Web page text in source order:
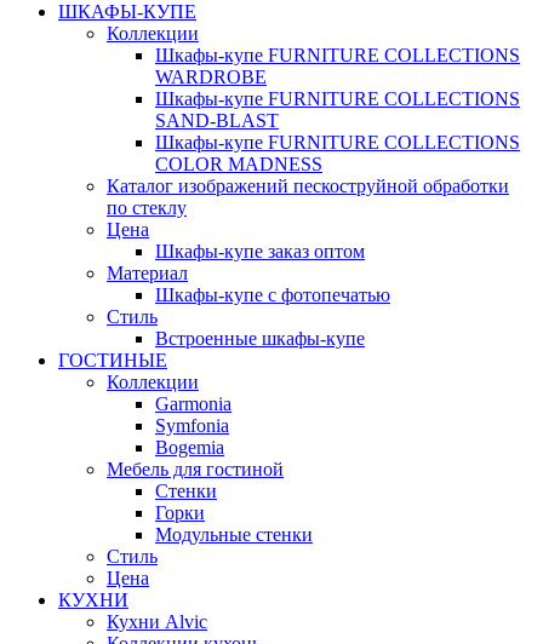
ШКАФЫ-КУПЕ
Коллекции
Шкафы-купе FURNITURE COLLECTIONS
WARDROBE
Шкафы-купе FURNITURE COLLECTIONS
SAND-BLAST
Шкафы-купе FURNITURE COLLECTIONS
COLOR MADNESS
Каталог изображений пескоструйной обработки
по стеклу
Цена
Шкафы-купе заказ оптом
Материал
Шкафы-купе с фотопечатью
Стиль
Встроенные шкафы-купе
ГОСТИНЫЕ
Коллекции
Garmonia
Symfonia
Bogemia
Мебель для гостиной
Стенки
Горки
Модульные стенки
Стиль
Цена
КУХНИ
Кухни Alvic